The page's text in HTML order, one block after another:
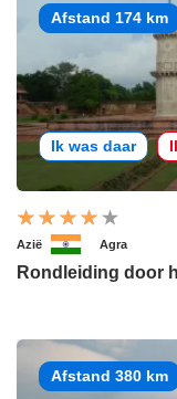
Afstand 174 km
Ik was daar
Azië Agra
Rondleiding door
Afstand 380 km